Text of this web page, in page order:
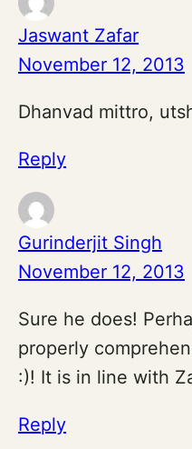
Jaswant Zafar
November 12, 2013
Dhanvad mittro,
Reply
Gurinderjit Singh
November 12, 2013
Sure he does!
properly
:)! It is in line with
Reply